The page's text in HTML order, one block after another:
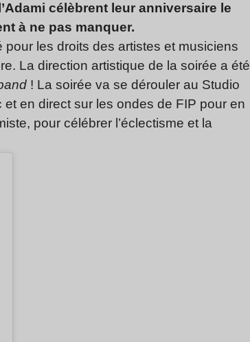
célèbrent leur anniversaire le
à ne pas manquer.
pour les droits des artistes et musiciens
La direction artistique de la soirée a été
! La soirée va se dérouler au Studio
en direct sur les ondes de FIP pour en
pour célébrer l’éclectisme et la